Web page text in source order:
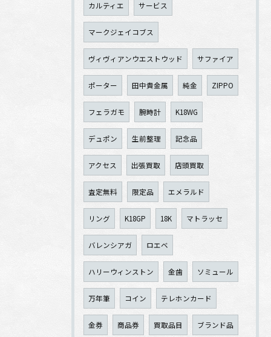
カルティエ サービス
マークジェイコブス
ヴィヴィアンウエストウッド サファイア
ポーター 田中貴金属 純金 ZIPPO
フェラガモ 腕時計 K18WG
デュポン 生前整理 記念品
アクセス 出張買取 店頭買取
査定無料 限定品 エメラルド
リング K18GP 18K マトラッセ
バレンシアガ ロエベ
ハリーウィンストン 金歯 ソミュール
万年筆 コイン テレホンカード
金券 商品券 買取品目 ブランド品